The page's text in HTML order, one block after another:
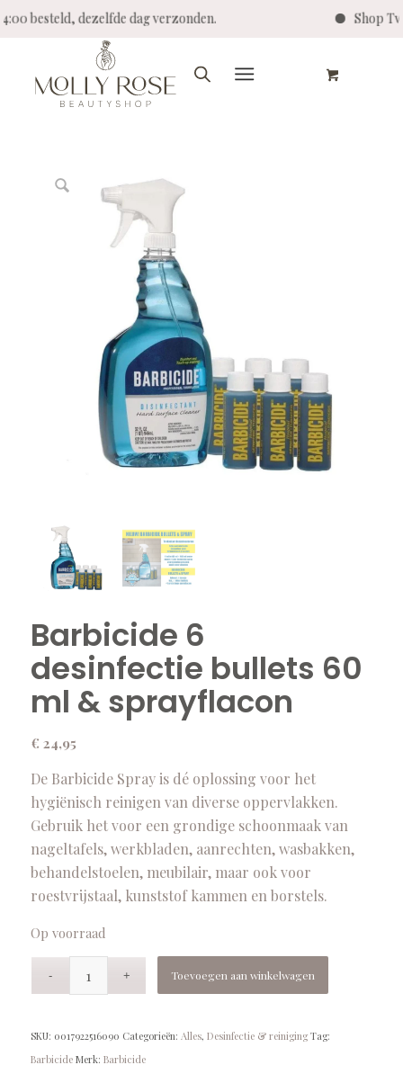
besteld, dezelfde dag verzonden. Shop
Barbicide 6
desinfectie bullets 60
ml & sprayflacon
€ 24,95
De Barbicide Spray is dé oplossing voor het
hygiënisch reinigen van diverse oppervlakken.
Gebruik het voor een grondige schoonmaak van
nageltafels, werkbladen, aanrechten, wasbakken,
behandelstoelen, meubilair, maar ook voor
roestvrijstaal, kunststof kammen en borstels.
Op voorraad
Toevoegen aan winkelwagen
SKU: 0017922516090 Categorieën: Alles, Desinfectie & reiniging Tag:
Barbicide Merk: Barbicide